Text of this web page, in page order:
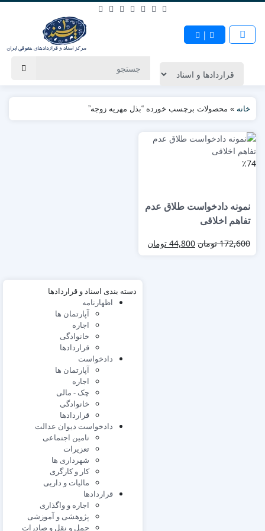
|
خانه » محصولات برچسب خورده “بذل مهریه زوجه”
٪74
نمونه دادخواست طلاق عدم
تفاهم اخلاقی
172,600 تومان 44,800 تومان
دسته بندی اسناد و قراردادها
اظهارنامه
آپارتمان ها
اجاره
خانوادگی
قراردادها
دادخواست
آپارتمان ها
اجاره
چک - مالی
خانوادگی
قراردادها
دادخواست دیوان عدالت
تامین اجتماعی
تعزیرات
شهرداری ها
کار و کارگری
مالیات و داریی
قراردادها
اجاره و واگذاری
پژوهشی و آموزشی
حمل و نقل و صادرات